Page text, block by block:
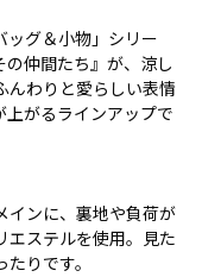
ッグ＆小物」シリー
仲間たち』が、涼し
んわりと愛らしい表情
がるラインアップで
インに、裏地や負荷が
エステルを使用。見た
りです。